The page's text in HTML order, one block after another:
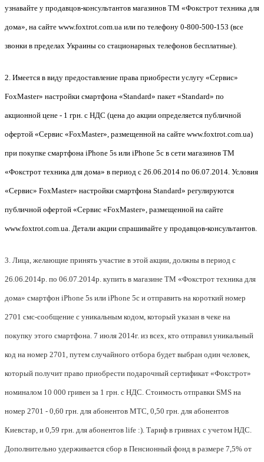
узнавайте у продавцов-консультантов магазинов ТМ «Фокстрот техника для
дома», на сайте www.foxtrot.com.ua или по телефону 0-800-500-153 (все
звонки в пределах Украины со стационарных телефонов бесплатные).
2. Имеется в виду предоставление права приобрести услугу «Сервис»
FoxMaster» настройки смартфона «Standard» пакет «Standard» по
акционной цене - 1 грн. с НДС (цена до акции определяется публичной
офертой «Сервис «FoxMaster», размещенной на сайте www.foxtrot.com.ua)
при покупке смартфона iPhone 5s или iPhone 5c в сети магазинов ТМ
«Фокстрот техника для дома» в период с 26.06.2014 по 06.07.2014. Условия
«Сервис» FoxMaster» настройки смартфона Standard» регулируются
публичной офертой «Сервис «FoxMaster», размещенной на сайте
www.foxtrot.com.ua. Детали акции спрашивайте у продавцов-консультантов.
3. Лица, желающие принять участие в этой акции, должны в период с
26.06.2014р. по 06.07.2014р. купить в магазине ТМ «Фокстрот техника для
дома» смартфон iPhone 5s или iPhone 5c и отправить на короткий номер
2701 смс-сообщение с уникальным кодом, который указан в чеке на
покупку этого смартфона. 7 июля 2014г. из всех, кто отправил уникальный
код на номер 2701, путем случайного отбора будет выбран один человек,
который получит право приобрести подарочный сертификат «Фокстрот»
номиналом 10 000 гривен за 1 грн. с НДС. Стоимость отправки SMS на
номер 2701 - 0,60 грн. для абонентов МТС, 0,50 грн. для абонентов
Киевстар, и 0,59 грн. для абонентов life :). Тариф в гривнах с учетом НДС.
Дополнительно удерживается сбор в Пенсионный фонд в размере 7,5% от